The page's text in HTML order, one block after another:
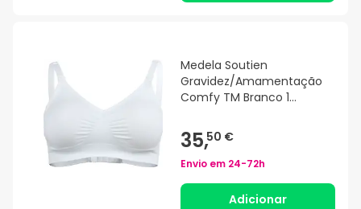
Medela Soutien
Gravidez/Amamentação
Comfy TM Branco 1
35,50 €
Envio em 24-72h
Adicionar